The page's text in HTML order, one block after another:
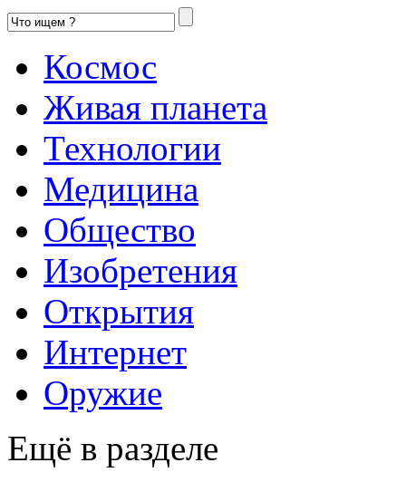
Космос
Живая планета
Технологии
Медицина
Общество
Изобретения
Открытия
Интернет
Оружие
Ещё в разделе